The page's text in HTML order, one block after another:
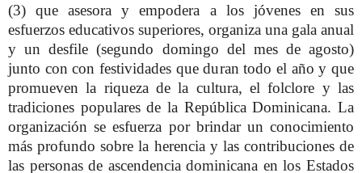
(3) que asesora y empodera a los jóvenes en sus
esfuerzos educativos superiores, organiza una gala anual
y un desfile (segundo domingo del mes de agosto)
junto con con festividades que duran todo el año y que
promueven la riqueza de la cultura, el folclore y las
tradiciones populares de la República Dominicana. La
organización se esfuerza por brindar un conocimiento
más profundo sobre la herencia y las contribuciones de
las personas de ascendencia dominicana en los Estados